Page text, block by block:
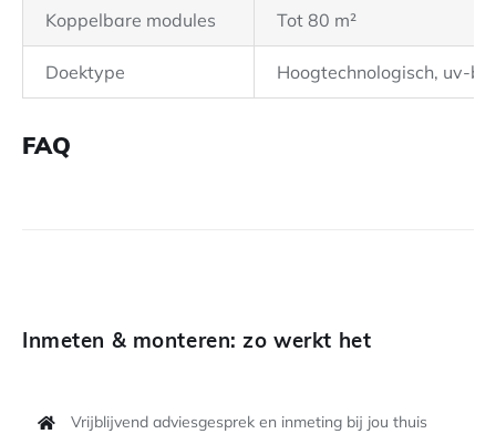
Koppelbare modules Tot 80 m²
Doektype Hoogtechnologisch, uv-
FAQ
Inmeten & monteren: zo werkt het
Vrijblijvend adviesgesprek en inmeting bij jou thuis